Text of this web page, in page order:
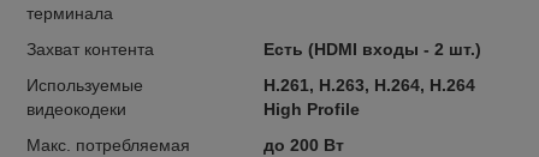
терминала
Захват контента
Есть (HDMI входы - 2 шт.)
Используемые
видеокодеки
Н.261, Н.263, Н.264, Н.264
High Profile
Макс. потребляемая
до 200 Вт